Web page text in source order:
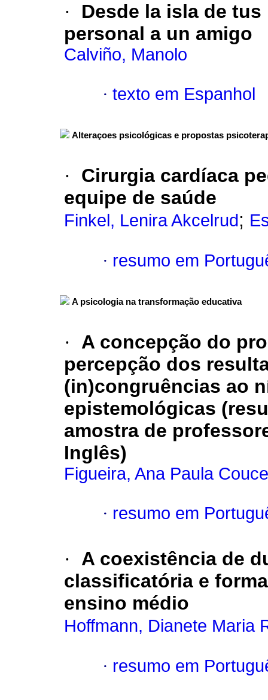
·
Desde la isla de
personal a un amigo
Calviño, Manolo
· texto em Espanhol
Alteraçoes psicológicas e propostas
·
Cirurgia cardíaca
equipe de saúde
Finkel, Lenira Akcelrud ;
· resumo em
A psicologia na transformação educativa
·
A concepção do
percepção dos
(in)congruências ao
epistemológicas
amostra de
Inglês)
Figueira, Ana Paula
· resumo em
·
A coexistência de
classificatória e
ensino médio
Hoffmann, Dianete Maria
· resumo em